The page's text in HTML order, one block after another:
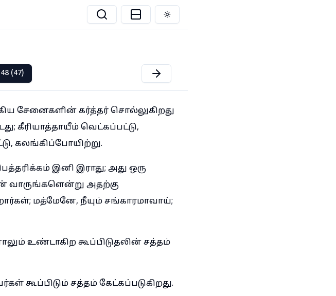
Toggle theme
(47)
சேனைகளின் கர்த்தர் சொல்லுகிறது
கீரியாத்தாயீம் வெட்கப்பட்டு,
கலங்கிப்போயிற்று.
இனி இராது; அது ஒரு
வாருங்களென்று அதற்கு
மத்மேனே, நீயும் சங்காரமாவாய்;
உண்டாகிற கூப்பிடுதலின் சத்தம்
கூப்பிடும் சத்தம் கேட்கப்படுகிறது.